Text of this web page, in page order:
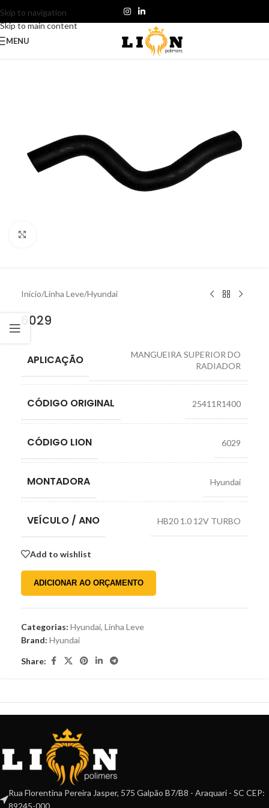
Skip to navigation
Skip to main content
MENU
Início/Linha Leve/Hyundai
6029
APLICAÇÃO
MANGUEIRA SUPERIOR DO
RADIADOR
CÓDIGO ORIGINAL 25411R1400
CÓDIGO LION 6029
MONTADORA Hyundai
VEÍCULO / ANO HB20 1.0 12V TURBO
Add to wishlist
ADICIONAR AO ORÇAMENTO
Categorias: Hyundai, Linha Leve
Brand: Hyundai
Share:
Rua Florentina Pereira Jasper, 575 Galpão B7/B8 - Araquari - SC CEP: